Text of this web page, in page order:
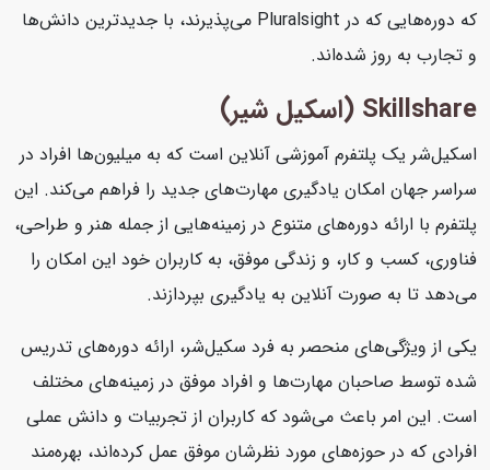
که دوره‌هایی که در Pluralsight می‌پذیرند، با جدیدترین دانش‌ها
و تجارب به روز شده‌اند.
Skillshare (اسکیل شیر)
اسکیل‌شر یک پلتفرم آموزشی آنلاین است که به میلیون‌ها افراد در
سراسر جهان امکان یادگیری مهارت‌های جدید را فراهم می‌کند. این
پلتفرم با ارائه دوره‌های متنوع در زمینه‌هایی از جمله هنر و طراحی،
فناوری، کسب و کار، و زندگی موفق، به کاربران خود این امکان را
می‌دهد تا به صورت آنلاین به یادگیری بپردازند.
یکی از ویژگی‌های منحصر به فرد سکیل‌شر، ارائه دوره‌های تدریس
شده توسط صاحبان مهارت‌ها و افراد موفق در زمینه‌های مختلف
است. این امر باعث می‌شود که کاربران از تجربیات و دانش عملی
افرادی که در حوزه‌های مورد نظرشان موفق عمل کرده‌اند، بهره‌مند